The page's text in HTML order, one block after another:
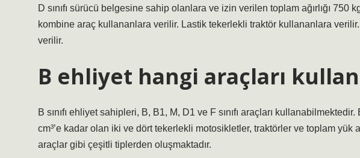
D sınıfı sürücü belgesine sahip olanlara ve izin verilen toplam ağırlığı 750
kombine araç kullananlara verilir. Lastik tekerlekli traktör kullananlara
verilir.
B ehliyet hangi araçları
B sınıfı ehliyet sahipleri, B, B1, M, D1 ve F sınıfı araçları
cm³’e kadar olan iki ve dört tekerlekli motosikletler, traktörler ve toplam yük
araçlar gibi çeşitli tiplerden oluşmaktadır.